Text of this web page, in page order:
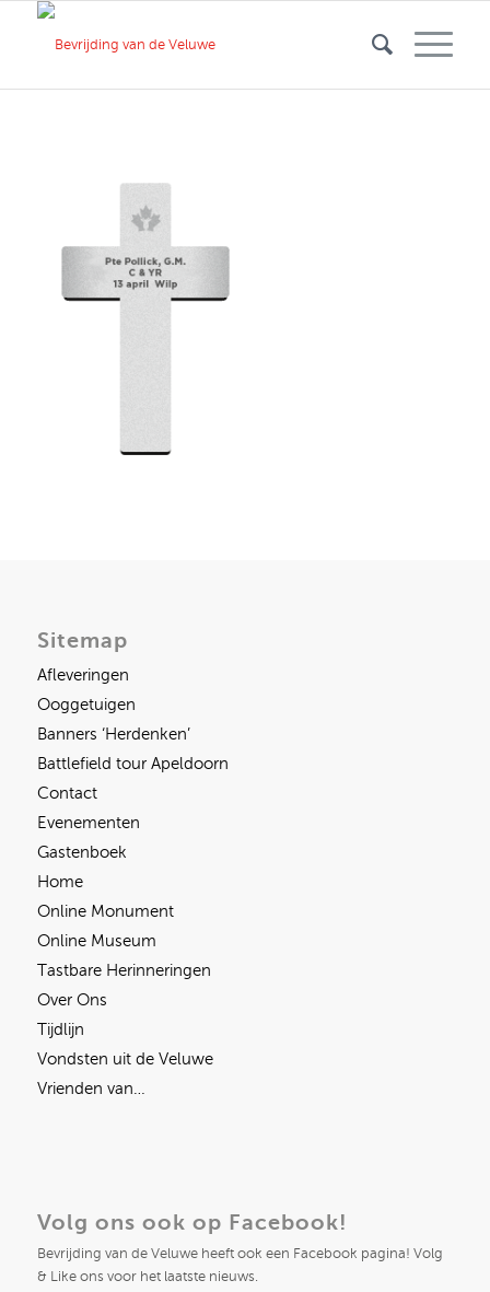
Sitemap
Afleveringen
Ooggetuigen
Banners ‘Herdenken’
Battlefield tour Apeldoorn
Contact
Evenementen
Gastenboek
Home
Online Monument
Online Museum
Tastbare Herinneringen
Over Ons
Tijdlijn
Vondsten uit de Veluwe
Vrienden van…
Volg ons ook op Facebook!
Bevrijding van de Veluwe heeft ook een Facebook pagina! Volg
& Like ons voor het laatste nieuws.